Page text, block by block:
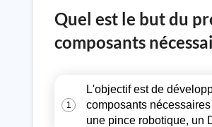
Quel est le but du
composants
1
L'objectif est de
composants
une pince robotique, un